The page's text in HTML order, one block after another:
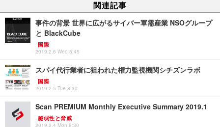
関連記事
事件の背景 世界に広がるサイバー軍需産業 NSOグループ
と BlackCube
国際
2019.2.6 Wed 8:45
スパイ代行業者に狙われた権力監視機関シチズンラボ
国際
2019.2.5 Tue 8:30
Scan PREMIUM Monthly Executive Summary 2019.1
脆弱性と脅威
2019.2.4 Mon 8:30